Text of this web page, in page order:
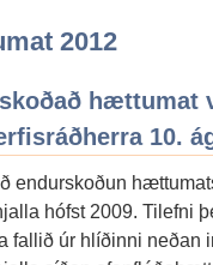
2012
hættumat
10.
endurskoðun
hófst 2009. Tilefni
fallið úr hlíðinni neðan